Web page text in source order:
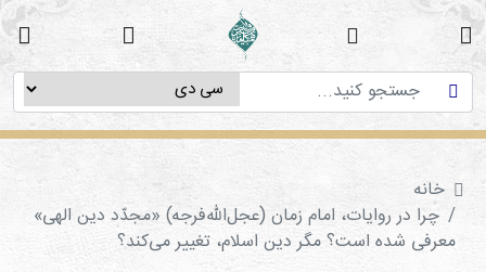
دوره
های
آموزشی
پژوهش
های
میان
خانه
چرا در روایات، امام زمان (عجل‌الله‌فرجه) «مجدّد دین الهی»
معرفی شده است؟ مگر دین اسلام، تغییر می‌کند؟